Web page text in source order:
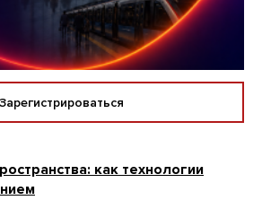
Зарегистрироваться
как технологии